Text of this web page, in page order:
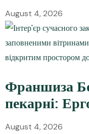
August 4, 2026
Франшиза
пекарні:
August 4, 2026